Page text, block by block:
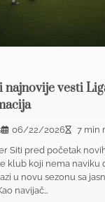
najnovije vesti
06/22/2026
7 min
Siti pred početak
klub koji nema naviku
u novu sezonu sa
navijač…